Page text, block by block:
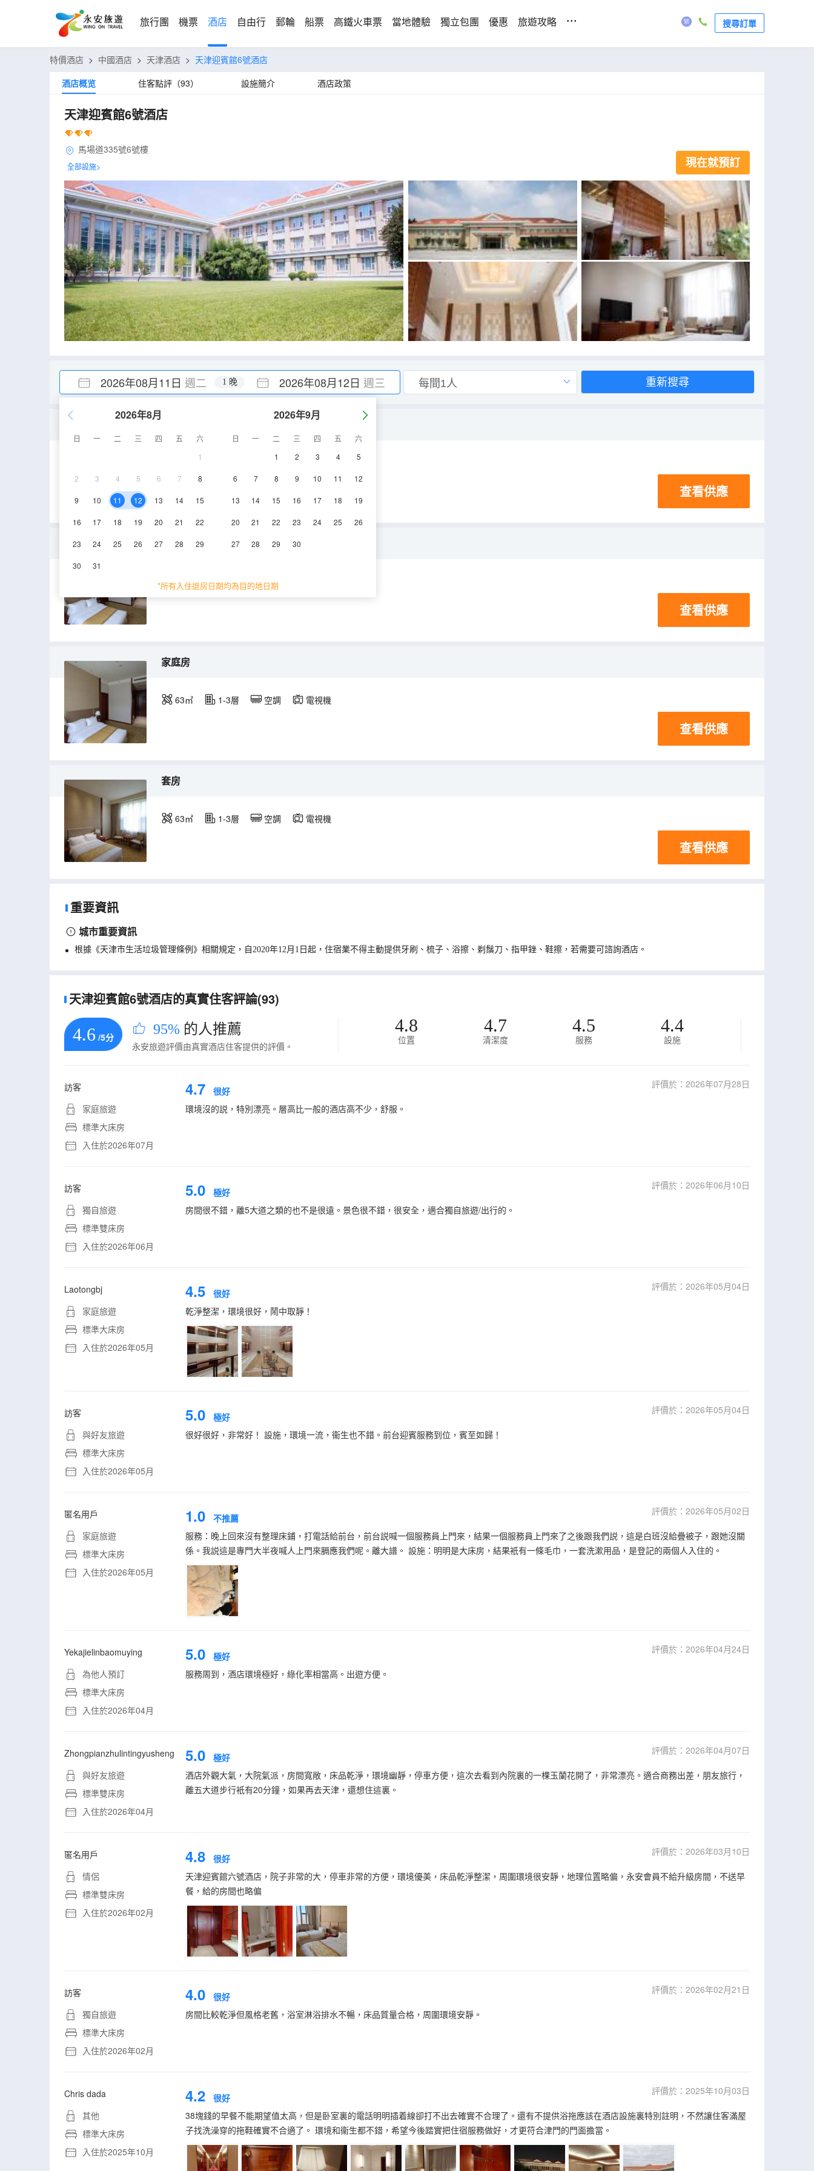
旅行團 機票 酒店 自由行 郵輪 船票 高鐵火車票 當地體驗 獨立包團 優惠 旅遊攻略 ... 搜尋訂單
特價酒店 > 中國酒店 > 天津酒店 > 天津迎賓館6號酒店
酒店概览
住客點評（93） 設施簡介 酒店政策
天津迎賓館6號酒店
馬場道335號6號樓
全部設施> 現在就預訂
2026年08月11日 週二 2026年08月12日 週三
1 晚
2026年8月
日 一 二 三 四 五
六
1
2 3 4 5 6 7 8
9 10 11 12 13 14 15
16 17 18 19 20 21 22
23 24 25 26 27 28 29
30 31
2026年9月
日 一 二 三 四 五
六
1
2 3 4 5
6 7 8 9 10 11 12
13 14 15 16 17 18 19
20 21 22 23 24 25 26
27 28 29 30
*所有入住退房日期均為目的地日期
重新搜尋
空調 電視機
查看供應
標準大床房
32㎡ 1-3層 空調
查看供應
家庭房
63㎡ 1-3層 空調 電視機
查看供應
套房
63㎡ 1-3層 空調 電視機
查看供應
重要資訊
城市重要資訊
根據《天津市生活垃圾管理條例》相關規定，自2020年12月1日起，住宿業不得主動提供牙刷、梳子、浴擦、剃鬚刀、指甲銼、鞋擦，若需要可諮詢酒店。
天津迎賓館6號酒店的真實住客評論(93)
4.6 /5分 95% 的人推薦
永安旅遊評價由真實酒店住客提供的評價。
4.8
位置
4.7
清潔度
4.5
服務
4.4
設施
訪客
家庭旅遊
標準大床房
入住於2026年07月
4.7 很好
評價於：2026年07月28日
環境沒的説，特別漂亮。層高比一般的酒店高不少，舒服。
訪客
獨自旅遊
標準雙床房
入住於2026年06月
5.0 極好
評價於：2026年06月10日
房間很不錯，離5大道之類的也不是很遠。景色很不錯，很安全，適合獨自旅遊/出行的。
Laotongbj
家庭旅遊
標準大床房
入住於2026年05月
4.5 很好
評價於：2026年05月04日
乾淨整潔，環境很好，鬧中取靜！
訪客
與好友旅遊
標準大床房
入住於2026年05月
5.0 極好
評價於：2026年05月04日
很好很好，非常好！ 設施，環境一流，衞生也不錯。前台迎賓服務到位，賓至如歸！
匿名用戶
家庭旅遊
標準大床房
入住於2026年05月
1.0 不推薦
評價於：2026年05月02日
服務：晚上回來沒有整理床鋪，打電話給前台，前台説喊一個服務員上門來，結果一個服務員上門來了之後跟我們説，這是白班沒給疊被子，跟她沒關
係。我説這是專門大半夜喊人上門來膈應我們呢。離大譜。 設施：明明是大床房，結果衹有一條毛巾，一套洗漱用品，是登記的兩個人入住的。
Yekajielinbaomuying
為他人預訂
標準大床房
入住於2026年04月
5.0 極好
評價於：2026年04月24日
服務周到，酒店環境極好，綠化率相當高。出遊方便。
Zhongpianzhulintingyusheng
與好友旅遊
標準雙床房
入住於2026年04月
5.0 極好
評價於：2026年04月07日
酒店外觀大氣，大院氣派，房間寬敞，床品乾淨，環境幽靜，停車方便，這次去看到內院裏的一棵玉蘭花開了，非常漂亮。適合商務出差，朋友旅行，
離五大道步行衹有20分鐘，如果再去天津，還想住這裏。
匿名用戶
情侶
標準雙床房
入住於2026年02月
4.8 很好
評價於：2026年03月10日
天津迎賓館六號酒店，院子非常的大，停車非常的方便，環境優美，床品乾淨整潔，周圍環境很安靜，地理位置略偏，永安會員不給升級房間，不送早
餐，給的房間也略偏
訪客
獨自旅遊
標準大床房
入住於2026年02月
4.0 很好
評價於：2026年02月21日
房間比較乾淨但風格老舊，浴室淋浴排水不暢，床品質量合格，周圍環境安靜。
Chris dada
其他
標準大床房
入住於2025年10月
4.2 很好
評價於：2025年10月03日
38塊錢的早餐不能期望值太高，但是卧室裏的電話明明插着線卻打不出去確實不合理了。還有不提供浴拖應該在酒店設施裏特別註明，不然讓住客滿屋
子找洗澡穿的拖鞋確實不合適了。 環境和衞生都不錯，希望今後踏實把住宿服務做好，才更符合津門的門面擔當。